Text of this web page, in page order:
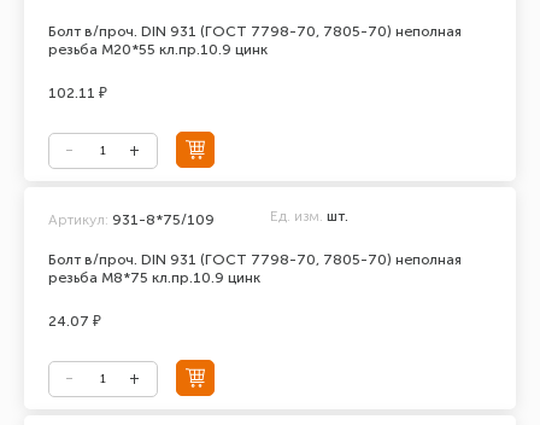
Болт в/проч. DIN 931 (ГОСТ 7798-70, 7805-70) неполная
резьба М20*55 кл.пр.10.9 цинк
102.11 ₽
Болт в/проч. DIN 931 (ГОСТ 7798-70, 7805-70) неполная
резьба М8*75 кл.пр.10.9 цинк
Артикул: 931-8*75/109 Ед. изм. шт.
24.07 ₽